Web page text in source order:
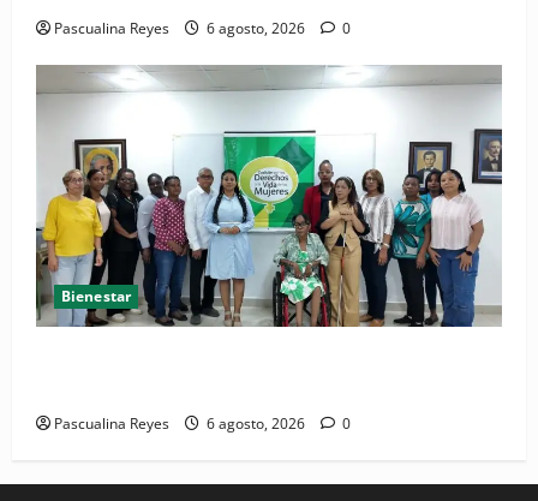
Pascualina Reyes 6 agosto, 2026 0
Bienestar
Pascualina Reyes 6 agosto, 2026 0